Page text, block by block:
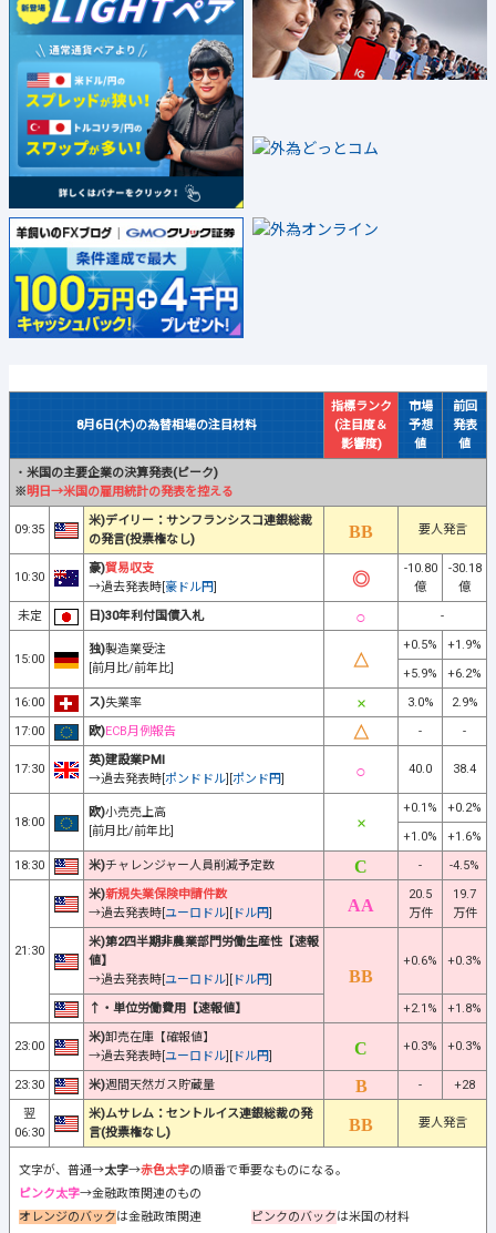
8月6日(木)の為替相場の注目材料
指標ランク
(注目度＆
影響度)
市場
予想
値
前回
発表
値
・ 米国の主要企業の決算発表(ピーク)
※明日→米国の雇用統計の発表を控える
09:35
米)デイリー：サンフランシスコ連銀総裁
の発言(投票権なし)
要人発言
10:30
豪)貿易収支
→過去発表時[豪ドル円]
-10.80
億
-30.18
億
未定
日)30年利付国債入札 -
15:00
独)製造業受注
[前月比/前年比]
+0.5%
+1.9%
+5.9%
+6.2%
16:00
ス)失業率 3.0%
2.9%
17:00
欧)ECB月例報告 - -
17:30
英)建設業PMI
→過去発表時[ポンドドル][ポンド円]
40.0 38.4
18:00
欧)小売売上高
[前月比/前年比]
+0.1%
+0.2%
+1.0%
+1.6%
18:30
米)チャレンジャー人員削減予定数 - -4.5%
21:30
米)新規失業保険申請件数
→過去発表時[ユーロドル][ ドル円]
20.5
万件
19.7
万件
米)第2四半期非農業部門労働生産性【速報
値】
→過去発表時[ユーロドル][ ドル円]
+0.6% +0.3%
↑・単位労働費用【速報値】 +2.1% +1.8%
23:00
米)卸売在庫【確報値】
→過去発表時[ユーロドル][ ドル円]
+0.3% +0.3%
23:30 米)週間天然ガス貯蔵量 -
+28
翌
06:30
米)ムサレム：セントルイス連銀総裁の発
言(投票権なし)
要人発言
文字が、普通→太字→赤色太字の順番で重要なものになる。
ピンク太字→金融政策関連のもの
オレンジのバックは金融政策関連 ピンクのバックは米国の材料